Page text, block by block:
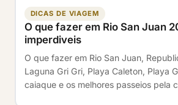
DICAS DE VIAGEM
O que fazer em Rio San Juan
imperdiveis
O que fazer em Rio San Juan,
Laguna Gri Gri, Playa Caleton, Playa
caiaque e os melhores passeios pela